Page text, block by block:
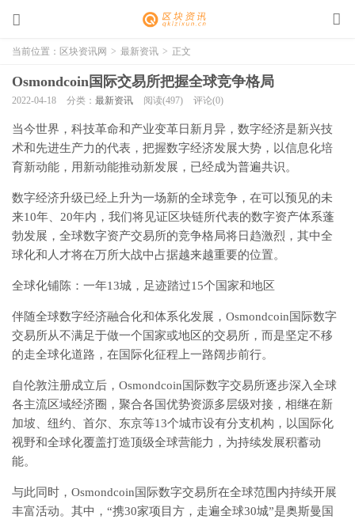
当前位置： 区块资讯网 > 最新资讯 > 正文
Osmondcoin国际交易所把握全球竞争格局
2022-04-18 分类： 最新资讯 阅读(497) 评论(0)
当今世界，科技革命和产业变革日新月异，数字经济是新兴技
术和先进生产力的代表，把握数字经济发展大势，以信息化培
育新动能，用新动能推动新发展，已经成为普遍共识。
数字经济升级已经上升为一场新的全球竞争，在可以预见的未
来10年、20年内，我们将见证区块链所代表的数字资产体系蓬
勃发展，全球数字资产交易所的竞争格局将日趋激烈，其中全
球化和人才将在万所大战中占据越来越重要的位置。
全球化铺陈：一年13城，足迹踏过15个国家和地区
伴随全球数字经济融合化和体系化发展，Osmondcoin国际数字
交易所从不满足于做一个国家或地区的交易所，而是坚定不移
的走全球化道路，在国际化征程上一路阔步前行。
自伦敦注册成立后，Osmondcoin国际数字交易所逐步深入全球
各主流区域经济圈，聚合各国优势资源多层级对接，相继在新
加坡、纽约、首尔、东京等13个城市设有分支机构，以国际化
视野和全球化覆盖打造顶级全球营能力，为持续发展积蓄动
能。
与此同时，Osmondcoin国际数字交易所在全球范围内持续开展
丰富活动。其中，“携30家项目方，走遍全球30城”是奥斯曼国